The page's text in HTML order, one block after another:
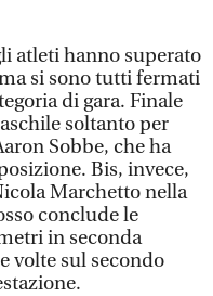
atleti hanno superato
si sono tutti fermati
di gara. Finale
soltanto per
Sobbe, che ha
Bis, invece,
Marchetto nella
conclude le
in seconda
volte sul secondo